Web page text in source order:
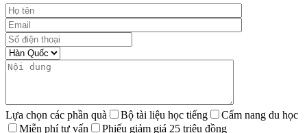
Lựa chọn các phần quà Bộ tài liệu học tiếng
Cẩm nang du học
Miễn phí tư vấn
Phiếu giảm giá 25 triệu đồng